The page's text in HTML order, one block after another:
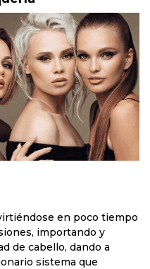
en poco tiempo
importando y
de cabello, dando a
sistema que